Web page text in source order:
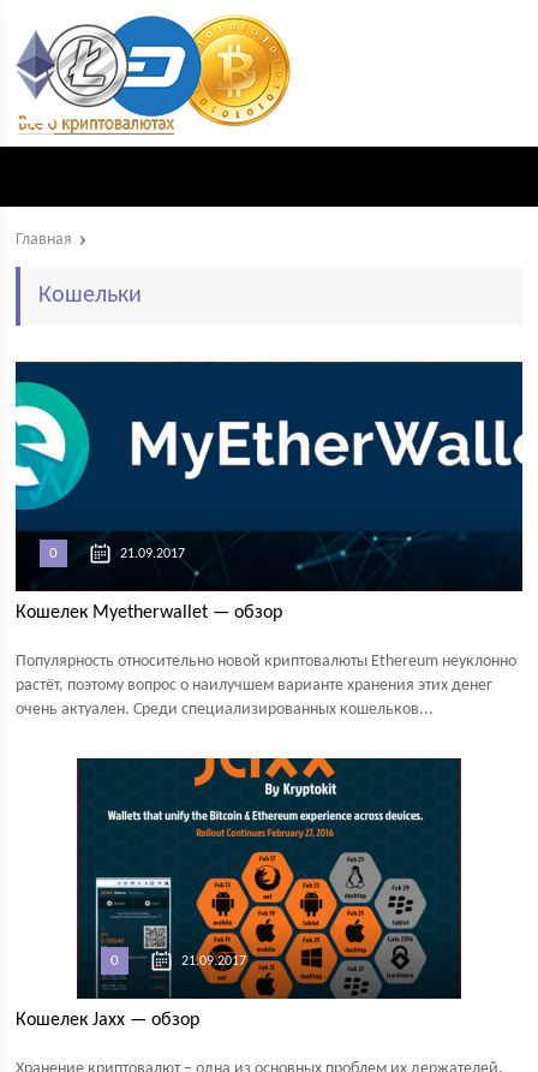
Главная
Кошельки
0 21.09.2017
Кошелек Myetherwallet — обзор
Популярность относительно новой криптовалюты Ethereum неуклонно
растёт, поэтому вопрос о наилучшем варианте хранения этих денег
очень актуален. Среди специализированных кошельков...
0 21.09.2017
Кошелек Jaxx — обзор